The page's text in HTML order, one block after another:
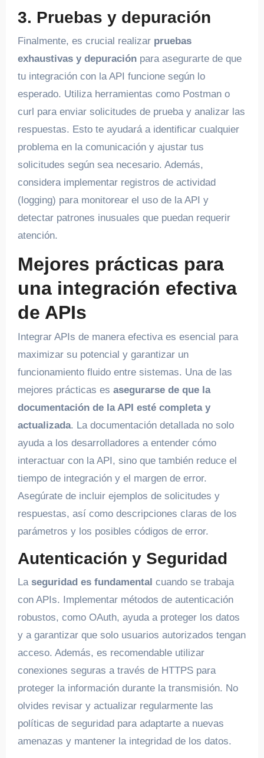
3. Pruebas y depuración
Finalmente, es crucial realizar pruebas
exhaustivas y depuraciónpara asegurarte de que
tu integración con la API funcione según lo
esperado. Utiliza herramientas como Postman o
curl para enviar solicitudes de prueba y analizar las
respuestas. Esto te ayudará a identificar cualquier
problema en la comunicación y ajustar tus
solicitudes según sea necesario. Además,
considera implementar registros de actividad
(logging) para monitorear el uso de la API y
detectar patrones inusuales que puedan requerir
atención.
Mejores prácticas para
una integración efectiva
de APIs
Integrar APIs de manera efectiva es esencial para
maximizar su potencial y garantizar un
funcionamiento fluido entre sistemas. Una de las
mejores prácticas es asegurarse de que la
documentación de la API esté completa y
actualizada. La documentación detallada no solo
ayuda a los desarrolladores a entender cómo
interactuar con la API, sino que también reduce el
tiempo de integración y el margen de error.
Asegúrate de incluir ejemplos de solicitudes y
respuestas, así como descripciones claras de los
parámetros y los posibles códigos de error.
Autenticación y Seguridad
La seguridad es fundamental cuando se trabaja
con APIs. Implementar métodos de autenticación
robustos, como OAuth, ayuda a proteger los datos
y a garantizar que solo usuarios autorizados tengan
acceso. Además, es recomendable utilizar
conexiones seguras a través de HTTPS para
proteger la información durante la transmisión. No
olvides revisar y actualizar regularmente las
políticas de seguridad para adaptarte a nuevas
amenazas y mantener la integridad de los datos.